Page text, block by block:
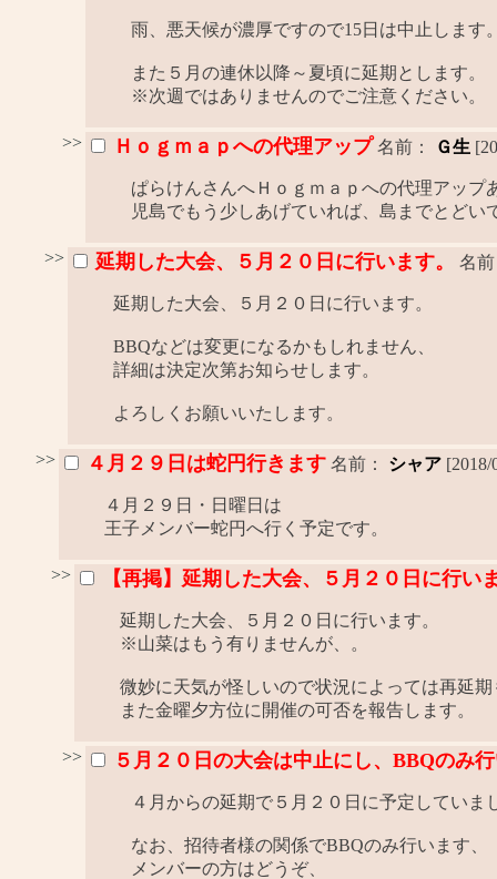
雨、悪天候が濃厚ですので15日は中止します
また５月の連休以降～夏頃に延期とします。
※次週ではありませんのでご注意ください。
>> Ｈｏｇｍａｐへの代理アップ 名前： Ｇ生
ぱらけんさんへＨｏｇｍａｐへの代理アップ
児島でもう少しあげていれば、島までとどい
>> 延期した大会、５月２０日に行います。 名
延期した大会、５月２０日に行います。
BBQなどは変更になるかもしれません、
詳細は決定次第お知らせします。
よろしくお願いいたします。
>> ４月２９日は蛇円行きます 名前： シャア [2018/
４月２９日・日曜日は
王子メンバー蛇円へ行く予定です。
>> 【再掲】延期した大会、５月２０日に行い
延期した大会、５月２０日に行います。
※山菜はもう有りませんが、。
微妙に天気が怪しいので状況によっては再延
また金曜夕方位に開催の可否を報告します。
>> ５月２０日の大会は中止にし、BBQのみ
４月からの延期で５月２０日に予定してい
なお、招待者様の関係でBBQのみ行います、
メンバーの方はどうぞ、